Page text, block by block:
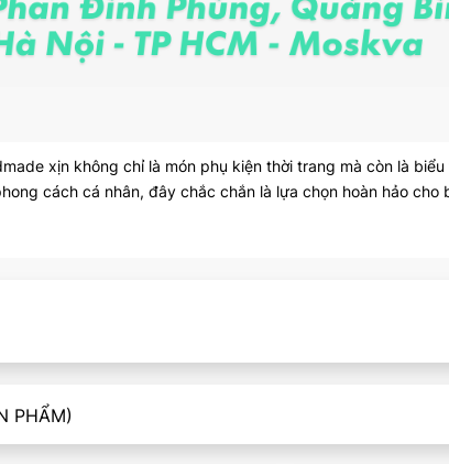
xịn không chỉ là món phụ kiện thời trang mà còn là
cách cá nhân, đây chắc chắn là lựa chọn hoàn hảo
PHẨM)